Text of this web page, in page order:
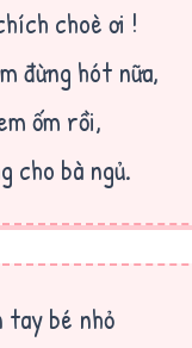
choè ơi !
đừng hót nữa,
ốm rồi,
cho bà ngủ.
tay bé nhỏ